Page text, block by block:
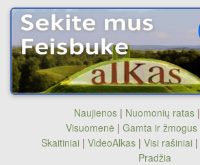
Naujienos| Nuomonių ratas|
Visuomenė | Gamta ir žmogus
Skaitiniai | VideoAlkas | Visi rašiniai |
Pradžia